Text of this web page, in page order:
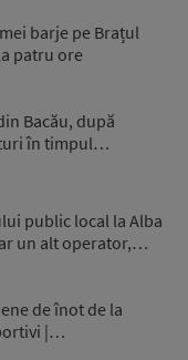
barje pe Brațul
patru ore
Bacău, după
în timpul…
public local la Alba
un alt operator,…
de înot de la
|…